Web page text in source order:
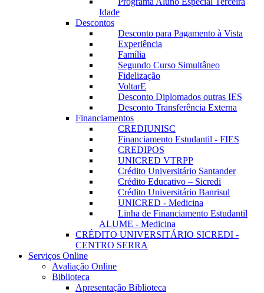
Idade
Descontos
Desconto para Pagamento à Vista
Experiência
Família
Segundo Curso Simultâneo
Fidelização
VoltarE
Desconto Diplomados outras IES
Desconto Transferência Externa
Financiamentos
CREDIUNISC
Financiamento Estudantil - FIES
CREDIPOS
UNICRED VTRPP
Crédito Universitário Santander
Crédito Educativo – Sicredi
Crédito Universitário Banrisul
UNICRED - Medicina
Linha de Financiamento Estudantil
ALUME - Medicina
CRÉDITO UNIVERSITÁRIO SICREDI -
CENTRO SERRA
Serviços Online
Avaliação Online
Biblioteca
Apresentação Biblioteca